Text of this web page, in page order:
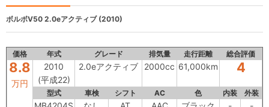
ボルボV50 2.0eアクティブ (2010)
価格 年式 グレード 排気量 走行距離 総合評価
8.8
万円
2010
(平成22)
2.0eアクティブ 2000cc 61,000km 4
型式 車検 シフト AC 色 内装 外装